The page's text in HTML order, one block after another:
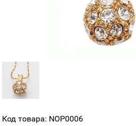
Код товара: NOP0006